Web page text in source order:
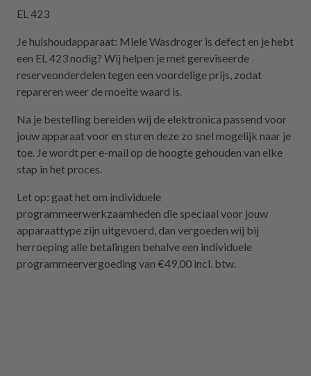
zurückgreifen müssen. Aber gut zu wissen,
dass es diese Möglichkeit gibt! Werden wir
definitiv weiter empfehlen.
EL 423
Je huishoudapparaat: Miele Wasdroger is defect en je hebt
een EL 423 nodig? Wij helpen je met gereviseerde
reserveonderdelen tegen een voordelige prijs, zodat
repareren weer de moeite waard is.
Na je bestelling bereiden wij de elektronica passend voor
jouw apparaat voor en sturen deze zo snel mogelijk naar je
toe. Je wordt per e-mail op de hoogte gehouden van elke
stap in het proces.
Let op: gaat het om individuele
programmeerwerkzaamheden die speciaal voor jouw
apparaattype zijn uitgevoerd, dan vergoeden wij bij
herroeping alle betalingen behalve een individuele
programmeervergoeding van €49,00 incl. btw.